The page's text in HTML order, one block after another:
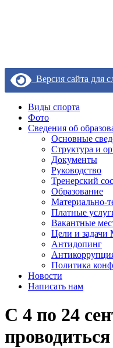
Версия сайта для
Виды спорта
Фото
Сведения об
Основные
Структура и
Документы
Руководство
Тренерский
Образование
Материально-
Платные
Вакантные
Цели и
Антидопинг
Политика
Новости
Написать нам
С 4 по 24